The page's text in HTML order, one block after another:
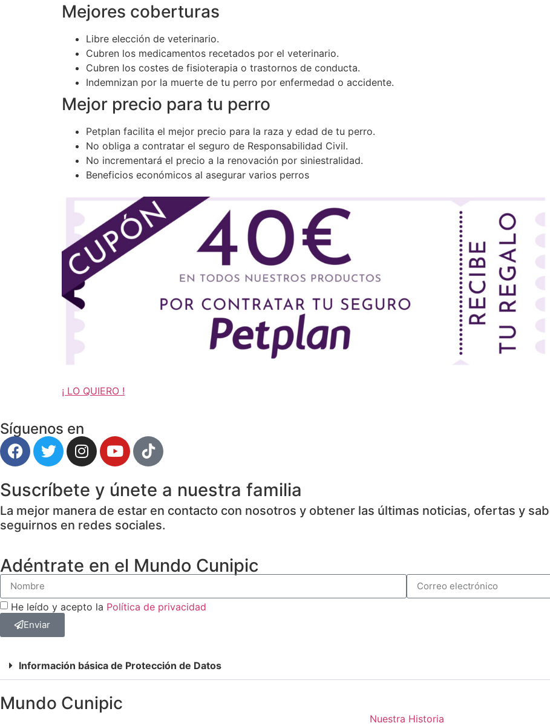
Mejores coberturas
Libre elección de veterinario.
Cubren los medicamentos recetados por el veterinario.
Cubren los costes de fisioterapia o trastornos de conducta.
Indemnizan por la muerte de tu perro por enfermedad o accidente.
Mejor precio para tu perro
Petplan facilita el mejor precio para la raza y edad de tu perro.
No obliga a contratar el seguro de Responsabilidad Civil.
No incrementará el precio a la renovación por siniestralidad.
Beneficios económicos al asegurar varios perros
¡ LO QUIERO !
Síguenos en
Suscríbete y únete a nuestra familia
La mejor manera de estar en contacto con nosotros y obtener las últimas noticias, ofertas y
seguirnos en redes sociales.
Adéntrate en el Mundo Cunipic
He leído y acepto la Política de privacidad
Enviar
Información básica de Protección de Datos
Mundo Cunipic
Nuestra Historia